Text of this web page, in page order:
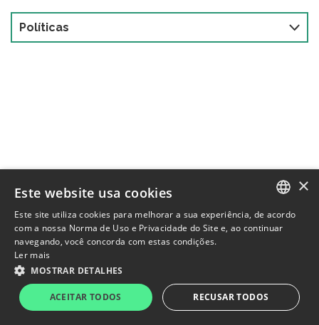
Políticas
AGXY3 R$1,73 -5,98% IBOV 176.173 -0,87%
Termos de uso
PORTUGUESE
×
Este website usa cookies
Este site utiliza cookies para melhorar a sua experiência, de acordo
com a nossa Norma de Uso e Privacidade do Site e, ao continuar
navegando, você concorda com estas condições.
Ler mais
MOSTRAR DETALHES
ACEITAR TODOS RECUSAR TODOS